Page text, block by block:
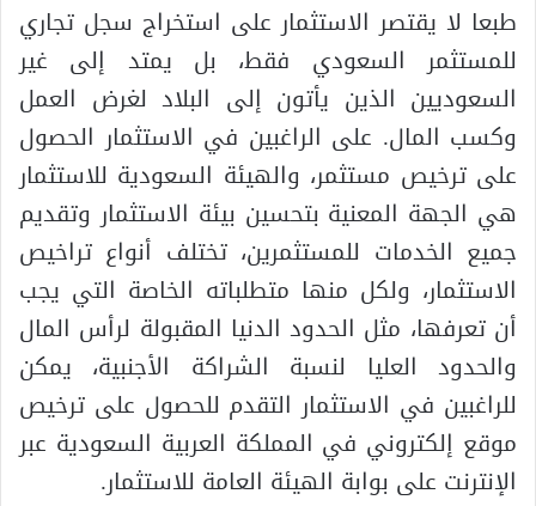
طبعا لا يقتصر الاستثمار على استخراج سجل تجاري
للمستثمر السعودي فقط، بل يمتد إلى غير
السعوديين الذين يأتون إلى البلاد لغرض العمل
وكسب المال. على الراغبين في الاستثمار الحصول
على ترخيص مستثمر، والهيئة السعودية للاستثمار
هي الجهة المعنية بتحسين بيئة الاستثمار وتقديم
جميع الخدمات للمستثمرين، تختلف أنواع تراخيص
الاستثمار، ولكل منها متطلباته الخاصة التي يجب
أن تعرفها، مثل الحدود الدنيا المقبولة لرأس المال
والحدود العليا لنسبة الشراكة الأجنبية، يمكن
للراغبين في الاستثمار التقدم للحصول على ترخيص
موقع إلكتروني في المملكة العربية السعودية عبر
الإنترنت على بوابة الهيئة العامة للاستثمار.